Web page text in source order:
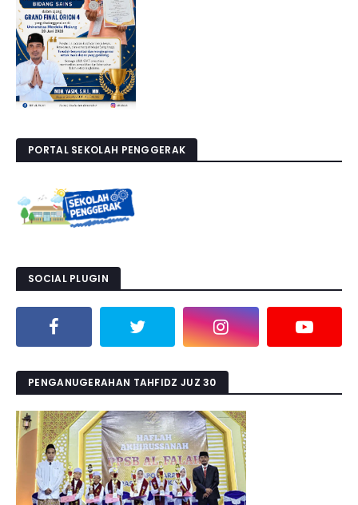
PORTAL SEKOLAH PENGGERAK
SOCIAL PLUGIN
PENGANUGERAHAN TAHFIDZ JUZ 30